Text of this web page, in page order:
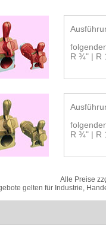
R ¾" | R
R ¾" | R
Alle Preise
gelten für Industrie,